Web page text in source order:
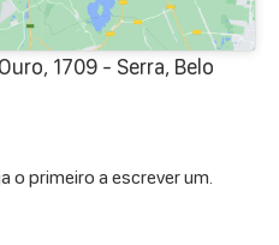
1709 - Serra, Belo
o primeiro a escrever um.